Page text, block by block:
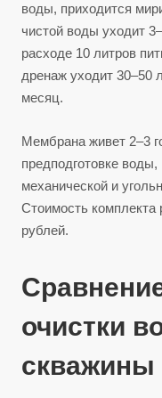
воды, приходится
чистой воды уходит
расходе 10 литров
дренаж уходит 30–50
месяц.
Мембрана живет 2–3
предподготовке
механической и
Стоимость комплекта
рублей.
очистки
скважины